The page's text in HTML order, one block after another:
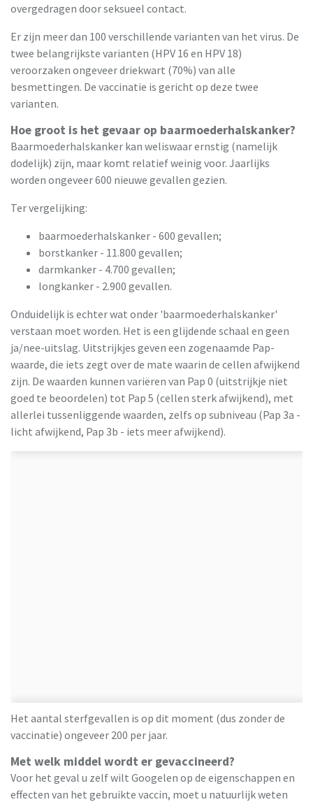
overgedragen door seksueel contact.
Er zijn meer dan 100 verschillende varianten van het virus. De
twee belangrijkste varianten (HPV 16 en HPV 18)
veroorzaken ongeveer driekwart (70%) van alle
besmettingen. De vaccinatie is gericht op deze twee
varianten.
Hoe groot is het gevaar op baarmoederhalskanker?
Baarmoederhalskanker kan weliswaar ernstig (namelijk
dodelijk) zijn, maar komt relatief weinig voor. Jaarlijks
worden ongeveer 600 nieuwe gevallen gezien.
Ter vergelijking:
baarmoederhalskanker - 600 gevallen;
borstkanker - 11.800 gevallen;
darmkanker - 4.700 gevallen;
longkanker - 2.900 gevallen.
Onduidelijk is echter wat onder 'baarmoederhalskanker'
verstaan moet worden. Het is een glijdende schaal en geen
ja/nee-uitslag. Uitstrijkjes geven een zogenaamde Pap-
waarde, die iets zegt over de mate waarin de cellen afwijkend
zijn. De waarden kunnen variëren van Pap 0 (uitstrijkje niet
goed te beoordelen) tot Pap 5 (cellen sterk afwijkend), met
allerlei tussenliggende waarden, zelfs op subniveau (Pap 3a -
licht afwijkend, Pap 3b - iets meer afwijkend).
Het aantal sterfgevallen is op dit moment (dus zonder de
vaccinatie) ongeveer 200 per jaar.
Met welk middel wordt er gevaccineerd?
Voor het geval u zelf wilt Googelen op de eigenschappen en
effecten van het gebruikte vaccin, moet u natuurlijk weten